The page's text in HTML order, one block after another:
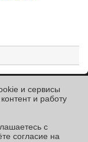
и сервисы
и работу
с
согласие на